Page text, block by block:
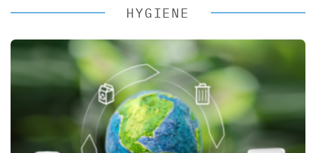
HYGIENE